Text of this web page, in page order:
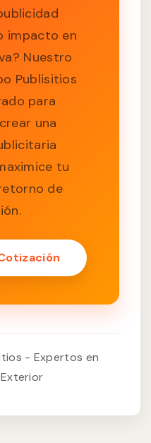
impacto en
Nuestro
Publisitios
para
una
tu
de
- Expertos en